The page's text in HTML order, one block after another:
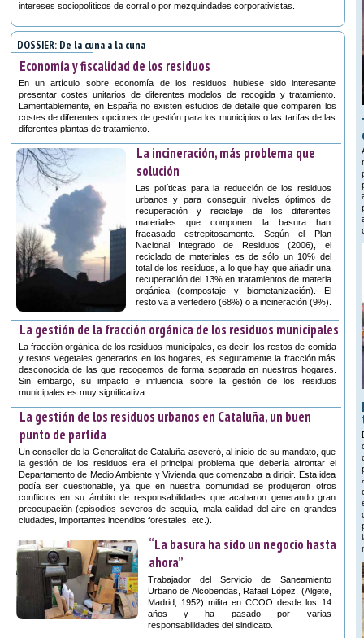
intereses sociopolíticos de corral o por mezquindades corporativistas.
DOSSIER: De la cuna a la cuna
Economía y fiscalidad de los residuos
En un artículo sobre economía de los residuos hubiese sido interesante
presentar costes unitarios de diferentes modelos de recogida y tratamiento.
Lamentablemente, en España no existen estudios de detalle que comparen los
costes de diferentes opciones de gestión para los municipios o las tarifas de las
diferentes plantas de tratamiento.
La incineración, más problema que
solución
Las políticas para la reducción de los residuos
urbanos y para conseguir niveles óptimos de
recuperación y reciclaje de los diferentes
materiales que componen la basura han
fracasado estrepitosamente. Según el Plan
Nacional Integrado de Residuos (2006), el
reciclado de materiales es de sólo un 10% del
total de los residuos, a lo que hay que añadir una
recuperación del 13% en tratamientos de materia
orgánica (compostaje y biometanización). El
resto va a vertedero (68%) o a incineración (9%).
La gestión de la fracción orgánica de los residuos municipales
La fracción orgánica de los residuos municipales, es decir, los restos de comida
y restos vegetales generados en los hogares, es seguramente la fracción más
desconocida de las que recogemos de forma separada en nuestros hogares.
Sin embargo, su impacto e influencia sobre la gestión de los residuos
municipales es muy significativa.
La gestión de los residuos urbanos en Cataluña, un buen
punto de partida
Un conseller de la Generalitat de Cataluña aseveró, al inicio de su mandato, que
la gestión de los residuos era el principal problema que debería afrontar el
Departamento de Medio Ambiente y Vivienda que comenzaba a dirigir. Esta idea
podía ser cuestionable, ya que en nuestra comunidad se produjeron otros
conflictos en su ámbito de responsabilidades que acabaron generando gran
preocupación (episodios severos de sequía, mala calidad del aire en grandes
ciudades, importantes incendios forestales, etc.).
“La basura ha sido un negocio hasta
ahora”
Trabajador del Servicio de Saneamiento
Urbano de Alcobendas, Rafael López, (Algete,
Madrid, 1952) milita en CCOO desde los 14
años y ha pasado por varias
responsabilidades del sindicato.